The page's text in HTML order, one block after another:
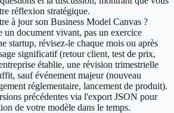
réflexion stratégique.
à jour son Business Model Canvas ?
document vivant, pas un exercice
startup, révisez-le chaque mois ou après
significatif (retour client, test de prix,
établie, une révision trimestrielle
sauf événement majeur (nouveau
réglementaire, lancement de produit).
précédentes via l'export JSON pour
de votre modèle dans le temps.